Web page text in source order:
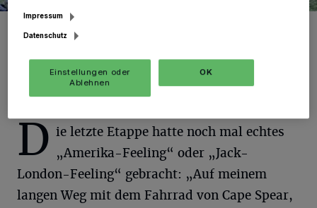
Foto: www.rocktheroads.com
D ie letzte Etappe hatte noch mal echtes
„Amerika-Feeling“ oder „Jack-
London-Feeling“ gebracht: „Auf meinem
langen Weg mit dem Fahrrad von Cape Spear,
Impressum
Datenschutz
Einstellungen oder
Ablehnen
OK